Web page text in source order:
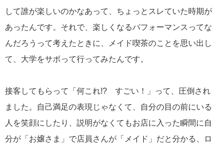
して誰が楽しいのかなあって、ちょっとスレていた時期が
あったんです。それで、楽しくなるパフォーマンスってな
んだろうって考えたときに、メイド喫茶のことを思い出し
て、大学をサボって行ってみたんです。
接客してもらって「何これ!? すごい！」って、圧倒され
ました。自己満足の表現じゃなくて、自分の目の前にいる
人を笑顔にしたり、説明がなくてもお店に入った瞬間に自
分が「お嬢さま」で店員さんが「メイド」だと分かる、ロ